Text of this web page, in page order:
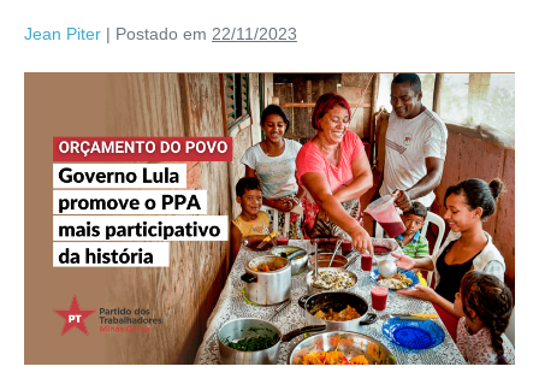
Jean Piter | Postado em 22/11/2023